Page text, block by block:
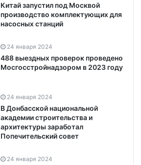
Китай запустил под Москвой
производство комплектующих для
насосных станций
24 января 2024
488 выездных проверок проведено
Мосгосстройнадзором в 2023 году
24 января 2024
В Донбасской национальной
академии строительства и
архитектуры заработал
Попечительский совет
24 января 2024